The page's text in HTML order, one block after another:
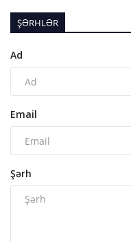
ŞƏRHLƏR
Ad
Email
Şərh